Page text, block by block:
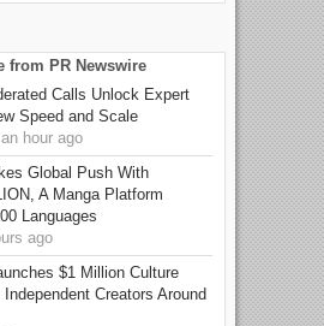
from PR Newswire
Calls Unlock Expert
Speed and Scale
hour ago
Global Push With
A Manga Platform
Languages
ago
$1 Million Culture
Creators Around